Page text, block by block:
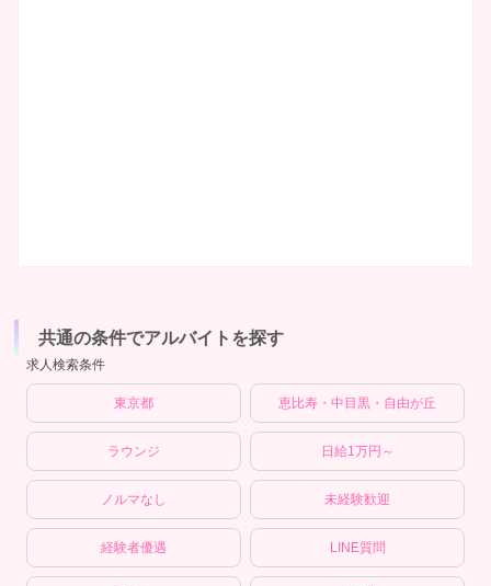
共通の条件でアルバイトを探す
求人検索条件
東京都 恵比寿・中目黒・自由が丘
ラウンジ 日給1万円～
ノルマなし 未経験歓迎
経験者優遇 LINE質問